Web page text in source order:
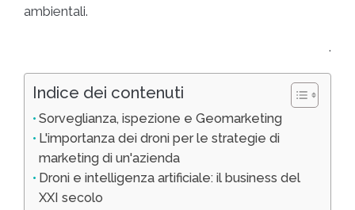
ambientali.
.
Indice dei contenuti
Sorveglianza, ispezione e Geomarketing
L'importanza dei droni per le strategie di
marketing di un'azienda
Droni e intelligenza artificiale: il business del
XXI secolo